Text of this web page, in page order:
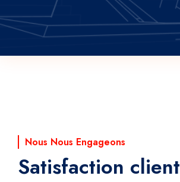
Nous Nous Engageons
Satisfaction client